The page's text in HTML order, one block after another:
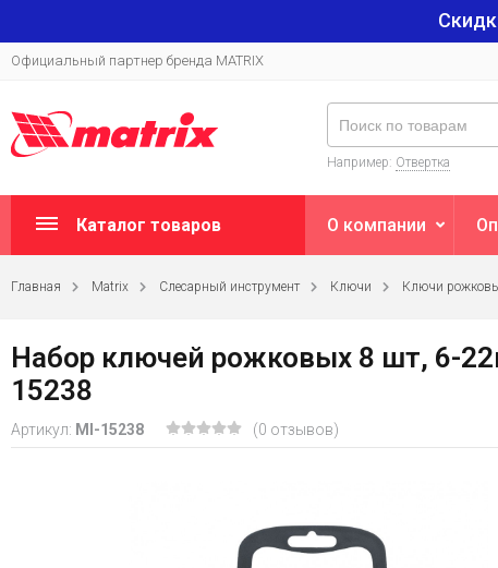
Официальный партнер бренда MATRIX
Например: Отвертка
Каталог товаров О компании
Главная Matrix Слесарный инструмент Ключи Ключи
Набор ключей рожковых 8 шт, 6-
15238
Артикул: MI-15238 (0 отзывов)